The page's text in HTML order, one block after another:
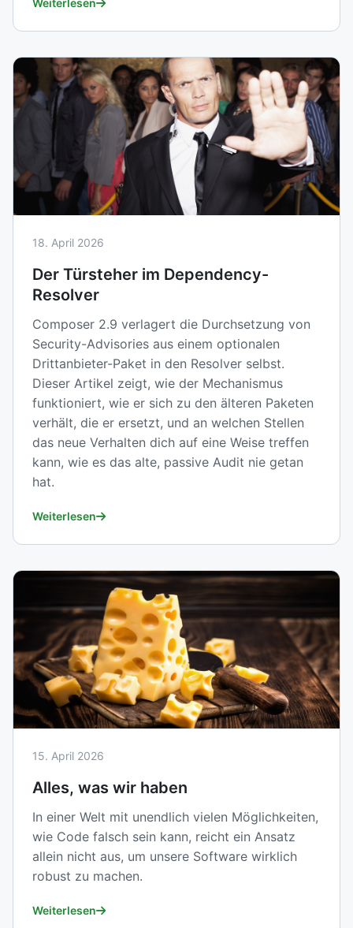
Weiterlesen
18. April 2026
Der Türsteher im Dependency-
Resolver
Composer 2.9 verlagert die Durchsetzung von
Security-Advisories aus einem optionalen
Drittanbieter-Paket in den Resolver selbst.
Dieser Artikel zeigt, wie der Mechanismus
funktioniert, wie er sich zu den älteren Paketen
verhält, die er ersetzt, und an welchen Stellen
das neue Verhalten dich auf eine Weise treffen
kann, wie es das alte, passive Audit nie getan
hat.
Weiterlesen
15. April 2026
Alles, was wir haben
In einer Welt mit unendlich vielen Möglichkeiten,
wie Code falsch sein kann, reicht ein Ansatz
allein nicht aus, um unsere Software wirklich
robust zu machen.
Weiterlesen